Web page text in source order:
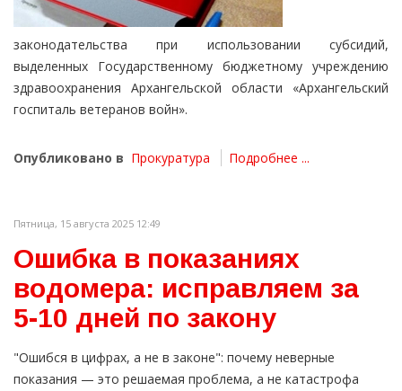
законодательства при использовании субсидий,
выделенных Государственному бюджетному учреждению
здравоохранения Архангельской области «Архангельский
госпиталь ветеранов войн».
Опубликовано в Прокуратура Подробнее ...
Пятница, 15 августа 2025 12:49
Ошибка в показаниях
водомера: исправляем за
5-10 дней по закону
"Ошибся в цифрах, а не в законе": почему неверные
показания — это решаемая проблема, а не катастрофа